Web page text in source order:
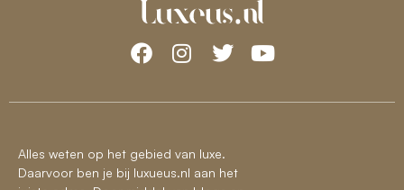
Alles weten op het gebied van luxe.
Daarvoor ben je bij luxueus.nl aan het